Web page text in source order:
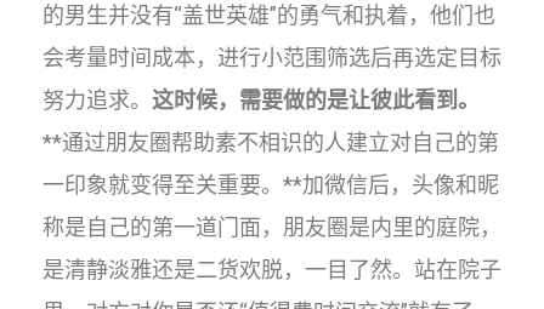
的男生并没有“盖世英雄”的勇气和执着，他们也
会考量时间成本，进行小范围筛选后再选定目标
努力追求。 这时候，需要做的是让彼此看到。
**通过朋友圈帮助素不相识的人建立对自己的第
一印象就变得至关重要。**加微信后，头像和昵
称是自己的第一道门面，朋友圈是内里的庭院，
是清静淡雅还是二货欢脱，一目了然。站在院子